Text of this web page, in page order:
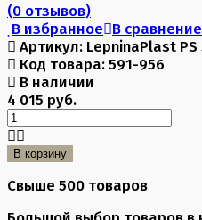
(0 отзывов)
В избранное В сравнение
Артикул: LepninaPlast PS
Код товара: 591-956
В наличии
4 015 руб.
В корзину
Свыше 500 товаров